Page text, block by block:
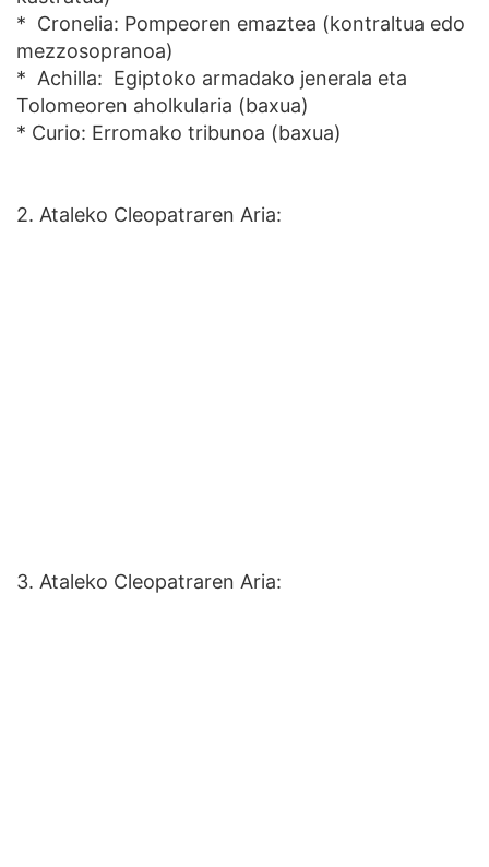
* Cronelia: Pompeoren emaztea (kontraltua edo
mezzosopranoa)
* Achilla: Egiptoko armadako jenerala eta
Tolomeoren aholkularia (baxua)
* Curio: Erromako tribunoa (baxua)
2. Ataleko Cleopatraren Aria:
3. Ataleko Cleopatraren Aria: